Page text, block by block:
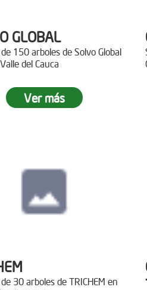
GLOBAL
150 arboles de Solvo Global
del Cauca
Ver más
30 arboles de TRICHEM en